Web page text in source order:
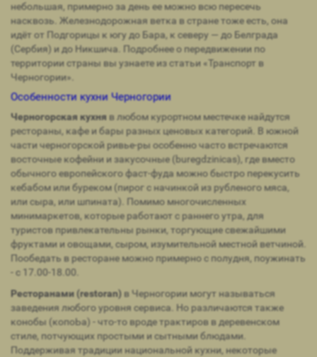
небольшая, примерно за день ее можно всю пересечь
насквозь. Железнодорожная ветка в стране тоже есть, она
идёт от Подгорицы к югу до Бара, к северу — до Белграда
(Сербия) и до Никшича. Подробнее о передвижении по
территории страны вы узнаете из статьи «Транспорт в
Черногории».
Особенности кухни Черногории
Черногорская кухняв любом курортном местечке найдутся
рестораны, кафе и бары разных ценовых категорий. В южной
части черногорской ривье-ры особенно часто встречаются
восточные кофейни и закусочные (buregdzinicas), где вместо
обычного европейского фаст-фуда можно быстро перекусить
кебабом или буреком (пирог с начинкой из рубленого мяса,
или сыра, или шпината). Помимо многочисленных
минимаркетов, которые работают с раннего утра, для
туристов привлекательны рынки, торгующие свежайшими
фруктами и овощами, сыром, изумительной местной ветчиной.
Пообедать в ресторане можно примерно с полудня, поужинать
- с 17.00-18.00.
Ресторанами (restoran)в Черногории могут называться
заведения любого уровня сервиса. Но различаются также
конобы (копоЬа) - что-то вроде трактиров в деревенском
стиле, потчующих простыми и сытными блюдами.
Поддерживая традиции национальной кухни, некоторые